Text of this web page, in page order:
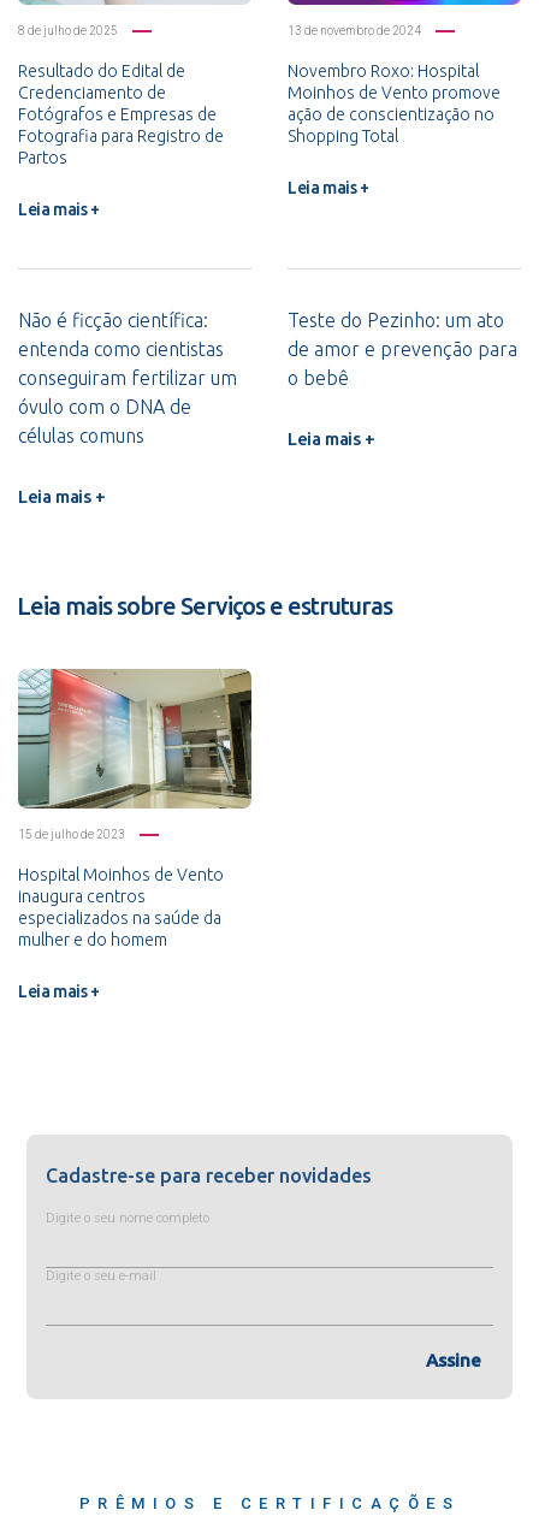
8 de julho de 2025
Resultado do Edital de
Credenciamento de
Fotógrafos e Empresas de
Fotografia para Registro de
Partos
Leia mais +
13 de novembro de 2024
Novembro Roxo: Hospital
Moinhos de Vento promove
ação de conscientização no
Shopping Total
Leia mais +
Não é ficção científica:
entenda como cientistas
conseguiram fertilizar um
óvulo com o DNA de
células comuns
Leia mais +
Teste do Pezinho: um ato
de amor e prevenção para
o bebê
Leia mais +
Leia mais sobre Serviços e estruturas
15 de julho de 2023
Hospital Moinhos de Vento
inaugura centros
especializados na saúde da
mulher e do homem
Leia mais +
Cadastre-se para receber novidades
Digite o seu nome completo
Digite o seu e-mail
Assine
PRÊMIOS E CERTIFICAÇÕES